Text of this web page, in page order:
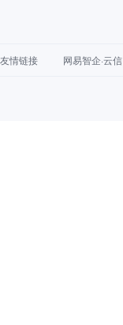
友情链接 网易智企·云信